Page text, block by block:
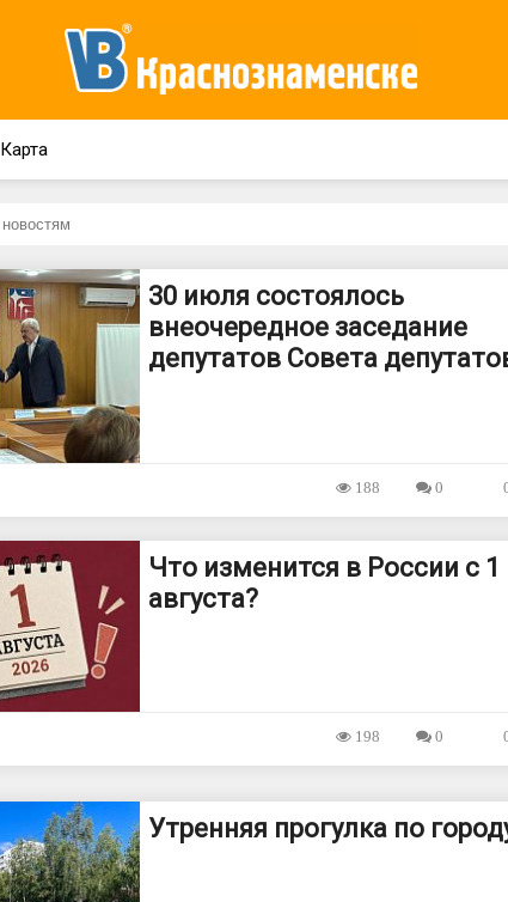
Карта
30 июля состоялось
внеочередное заседание
депутатов Совета
0
188
Что изменится в России с 1
августа?
0
198
Утренняя прогулка по